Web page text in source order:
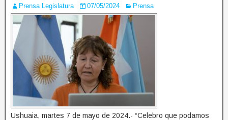
Prensa Legislatura 07/05/2024 Prensa
Ushuaia, martes 7 de mayo de 2024.- “Celebro que podamos